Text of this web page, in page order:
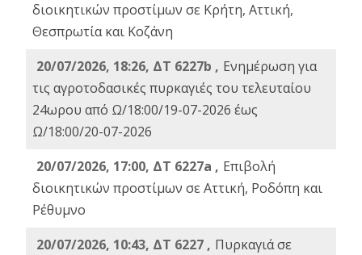
διοικητικών προστίμων σε Κρήτη, Αττική,
Θεσπρωτία και Κοζάνη
20/07/2026, 18:26, ΔΤ 6227b , Ενημέρωση για
τις αγροτοδασικές πυρκαγιές του τελευταίου
24ωρου από Ω/18:00/19-07-2026 έως
Ω/18:00/20-07-2026
20/07/2026, 17:00, ΔΤ 6227a , Επιβολή
διοικητικών προστίμων σε Αττική, Ροδόπη και
Ρέθυμνο
20/07/2026, 10:43, ΔΤ 6227 , Πυρκαγιά σε